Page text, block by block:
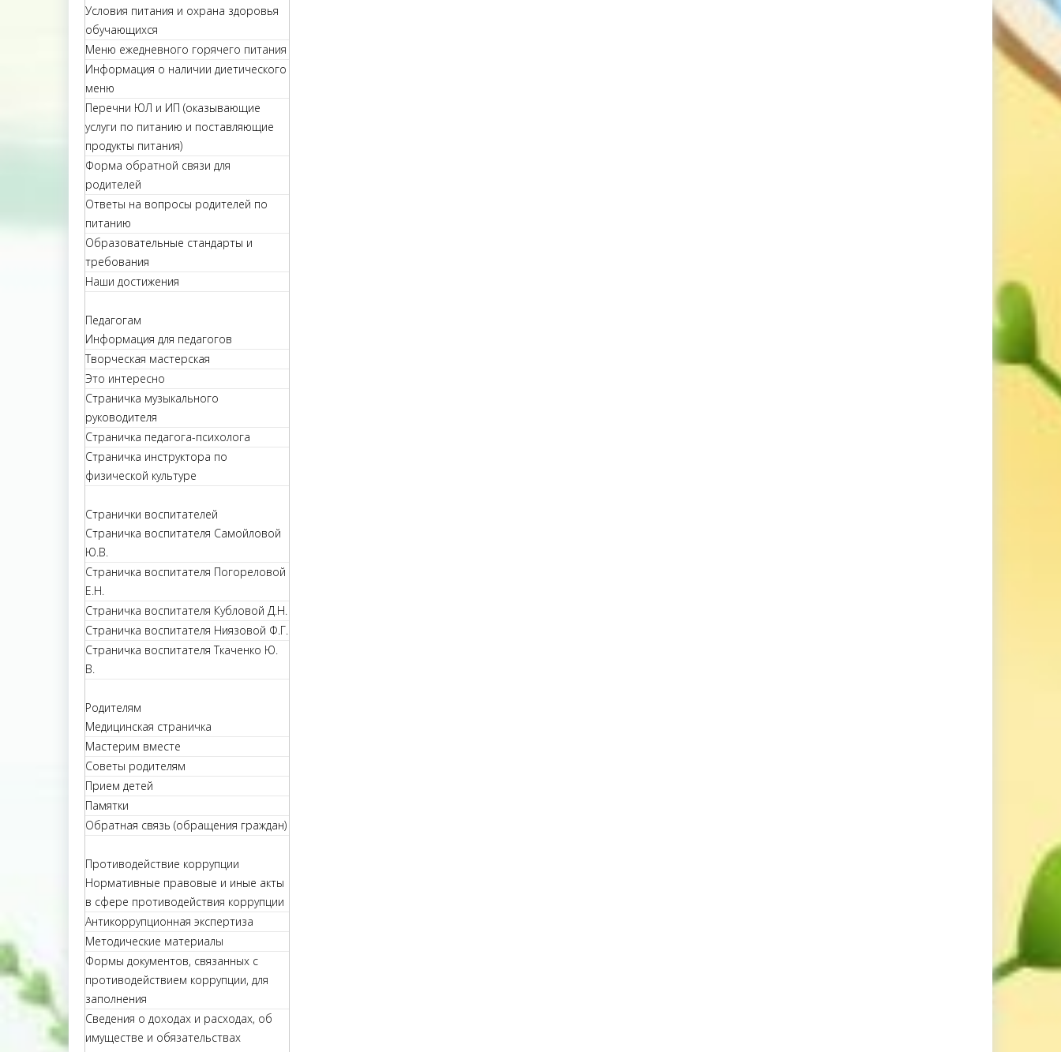
Условия питания и охрана здоровья
обучающихся
Меню ежедневного горячего питания
Информация о наличии диетического
меню
Перечни ЮЛ и ИП (оказывающие
услуги по питанию и поставляющие
продукты питания)
Форма обратной связи для
родителей
Ответы на вопросы родителей по
питанию
Образовательные стандарты и
требования
Наши достижения
Педагогам
Информация для педагогов
Творческая мастерская
Это интересно
Страничка музыкального
руководителя
Страничка педагога-психолога
Страничка инструктора по
физической культуре
Странички воспитателей
Страничка воспитателя Самойловой
Ю.В.
Страничка воспитателя Погореловой
Е.Н.
Страничка воспитателя Кубловой Д.Н.
Страничка воспитателя Ниязовой Ф.Г.
Страничка воспитателя Ткаченко Ю.
В.
Родителям
Медицинская страничка
Мастерим вместе
Советы родителям
Прием детей
Памятки
Обратная связь (обращения граждан)
Противодействие коррупции
Нормативные правовые и иные акты
в сфере противодействия коррупции
Антикоррупционная экспертиза
Методические материалы
Формы документов, связанных с
противодействием коррупции, для
заполнения
Сведения о доходах и расходах, об
имуществе и обязательствах